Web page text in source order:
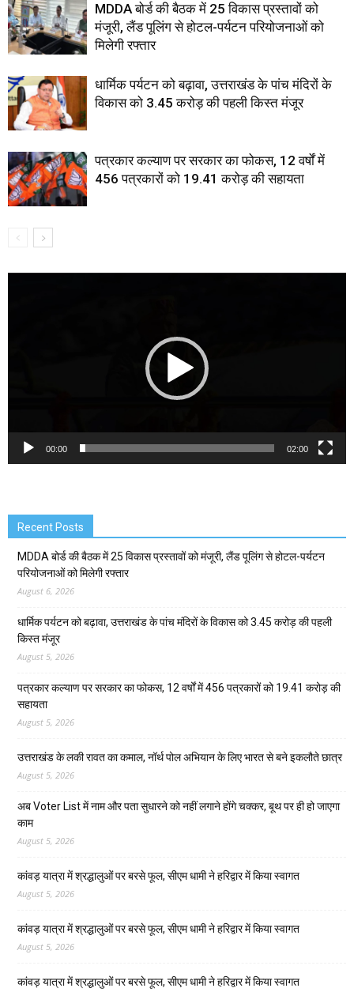
MDDA बोर्ड की बैठक में 25 विकास प्रस्तावों को
मंजूरी, लैंड पूलिंग से होटल-पर्यटन परियोजनाओं को
मिलेगी रफ्तार
धार्मिक पर्यटन को बढ़ावा, उत्तराखंड के पांच मंदिरों के
विकास को 3.45 करोड़ की पहली किस्त मंजूर
पत्रकार कल्याण पर सरकार का फोकस, 12 वर्षों में
456 पत्रकारों को 19.41 करोड़ की सहायता
00:00 02:00
Recent Posts
MDDA बोर्ड की बैठक में 25 विकास प्रस्तावों को मंजूरी, लैंड पूलिंग से होटल-पर्यटन
परियोजनाओं को मिलेगी रफ्तार
August 6, 2026
धार्मिक पर्यटन को बढ़ावा, उत्तराखंड के पांच मंदिरों के विकास को 3.45 करोड़ की पहली
किस्त मंजूर
August 5, 2026
पत्रकार कल्याण पर सरकार का फोकस, 12 वर्षों में 456 पत्रकारों को 19.41 करोड़ की
सहायता
August 5, 2026
उत्तराखंड के लकी रावत का कमाल, नॉर्थ पोल अभियान के लिए भारत से बने इकलौते छात्र
August 5, 2026
अब Voter List में नाम और पता सुधारने को नहीं लगाने होंगे चक्कर, बूथ पर ही हो जाएगा
काम
August 5, 2026
कांवड़ यात्रा में श्रद्धालुओं पर बरसे फूल, सीएम धामी ने हरिद्वार में किया स्वागत
August 5, 2026
कांवड़ यात्रा में श्रद्धालुओं पर बरसे फूल, सीएम धामी ने हरिद्वार में किया स्वागत
August 5, 2026
कांवड़ यात्रा में श्रद्धालुओं पर बरसे फूल, सीएम धामी ने हरिद्वार में किया स्वागत